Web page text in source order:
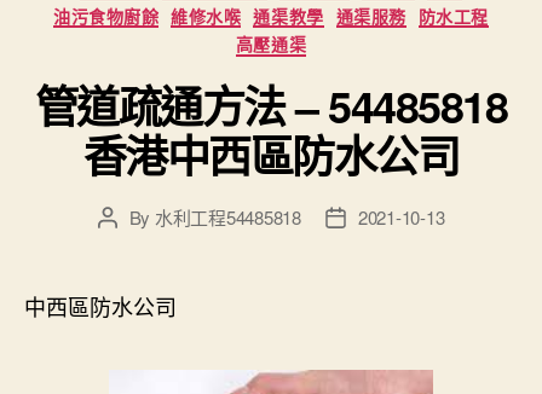
油污食物廚餘 維修水喉 通渠教學 通渠服務 防水工程
高壓通渠
管道疏通方法 – 54485818
香港中西區防水公司
PostBy 水利工程54485818
Post2021-10-13
中西區防水公司